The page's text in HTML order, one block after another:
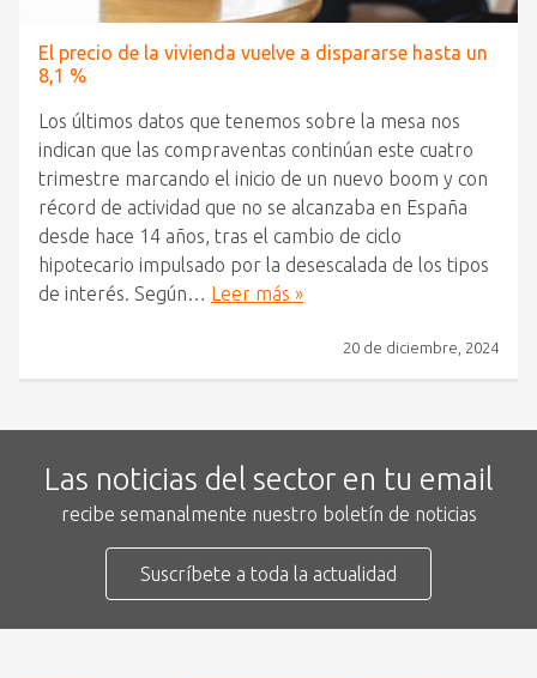
El precio de la vivienda vuelve a dispararse hasta un
8,1 %
Los últimos datos que tenemos sobre la mesa nos
indican que las compraventas continúan este cuatro
trimestre marcando el inicio de un nuevo boom y con
récord de actividad que no se alcanzaba en España
desde hace 14 años, tras el cambio de ciclo
hipotecario impulsado por la desescalada de los tipos
de interés. Según…
Leer más »
20 de diciembre, 2024
Las noticias del sector en tu email
recibe semanalmente nuestro boletín de noticias
Suscríbete a toda la actualidad